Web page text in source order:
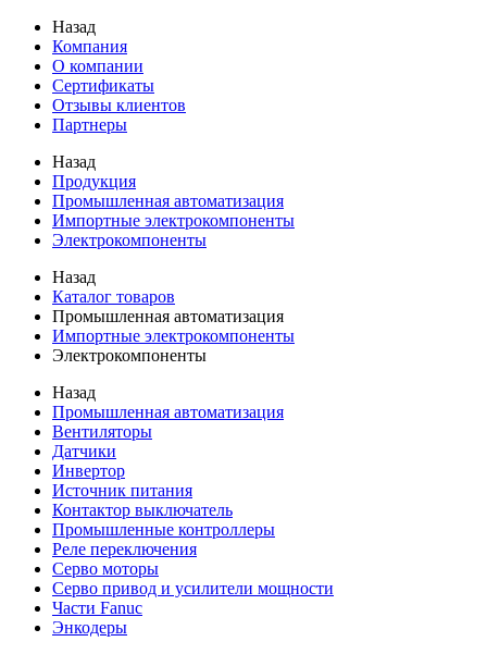
Назад
Компания
О компании
Сертификаты
Отзывы клиентов
Партнеры
Назад
Продукция
Промышленная автоматизация
Импортные электрокомпоненты
Электрокомпоненты
Назад
Каталог товаров
Промышленная автоматизация
Импортные электрокомпоненты
Электрокомпоненты
Назад
Промышленная автоматизация
Вентиляторы
Датчики
Инвертор
Источник питания
Контактор выключатель
Промышленные контроллеры
Реле переключения
Серво моторы
Серво привод и усилители мощности
Части Fanuc
Энкодеры